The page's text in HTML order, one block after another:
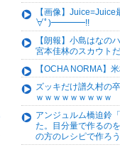
【画像】
∀ﾟ)━━━━!!
【朗報】小島はなの
宮本佳林のスカウト
【OCHA NORMA】
ズッキだけ譜久村の
ｗｗｗｗｗｗｗｗｗ
アンジュルム橋迫鈴
た。目分量で作るの
の方のレシピで作ろ